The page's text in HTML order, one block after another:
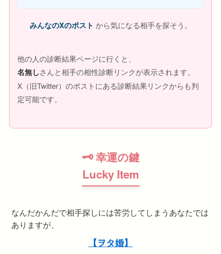
みんなのXのポスト から気になる相手を探そう。
他の人の診断結果ページに行くと、
名無しさんと相手の相性診断リンクが表示されます。
X（旧Twitter）のポストにある診断結果リンクからも判
定可能です。
🗝 幸運の鍵
Lucky Item
なんだかんだで相手探しには苦労してしまうあなたでは
ありますが、
【ヲタ婚】